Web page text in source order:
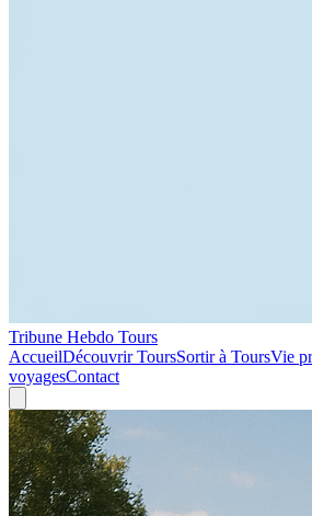
Tribune Hebdo Tours
AccueilDécouvrir ToursSortir à ToursVie
voyagesContact